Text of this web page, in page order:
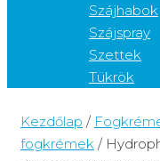
Szájhabok
Szájspray
Szettek
Tükrök
Kezdőlap /
fogkrémek /